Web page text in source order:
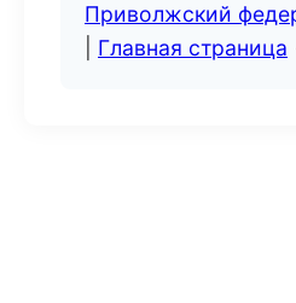
Приволжский
Главная страница